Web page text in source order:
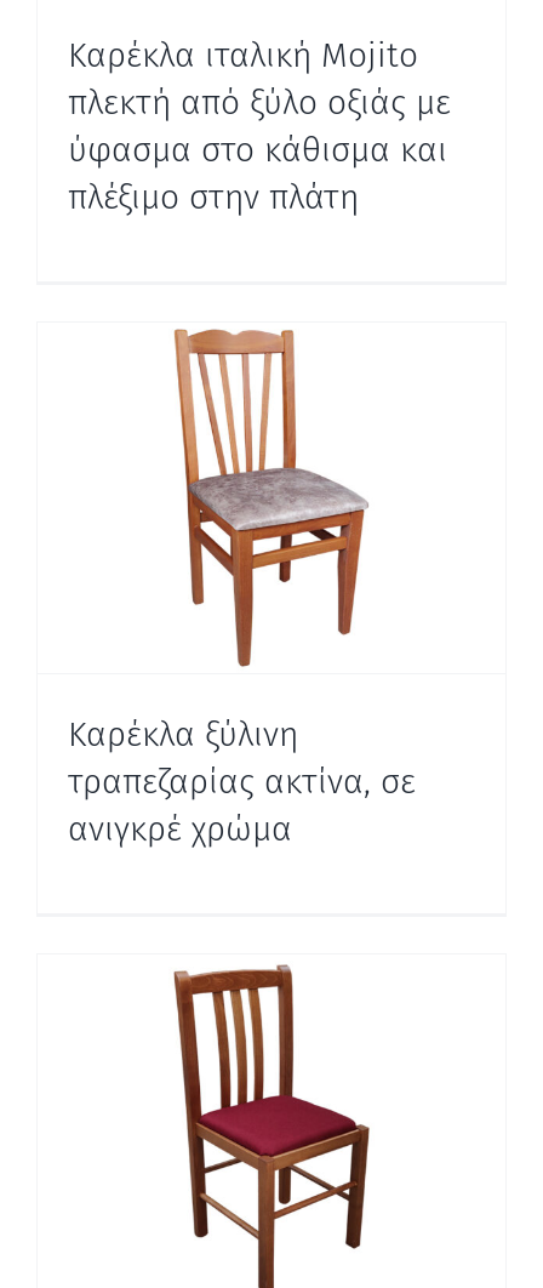
Καρέκλα ιταλική Mojito
πλεκτή από ξύλο οξιάς με
ύφασμα στο κάθισμα και
πλέξιμο στην πλάτη
Καρέκλα ξύλινη
τραπεζαρίας ακτίνα, σε
ανιγκρέ χρώμα